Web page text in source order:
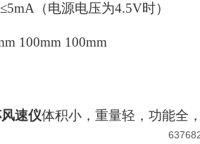
（电源电压为4.5V时）
100mm 100mm
速仪体积小，重量轻，功能全